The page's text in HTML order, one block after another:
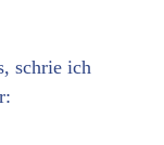
schrie ich